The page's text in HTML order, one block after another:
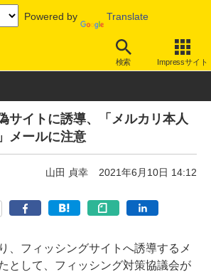
Powered by Translate
検索 Impressサイト
ック 詐欺/フィッシング
サイトに誘導、「メルカリ本人
メールに注意
山田 貞幸 2021年6月10日 14:12
、フィッシングサイトへ誘導するメ
として、フィッシング対策協議会が